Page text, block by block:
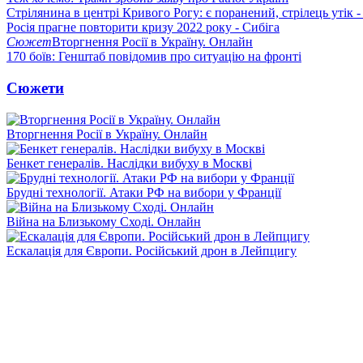
Стрілянина в центрі Кривого Рогу: є поранений, стрілець утік
Росія прагне повторити кризу 2022 року - Сибіга
СюжетВторгнення Росії в Україну. Онлайн
170 боїв: Генштаб повідомив про ситуацію на фронті
Сюжети
Вторгнення Росії в Україну. Онлайн
Бенкет генералів. Наслідки вибуху в Москві
Брудні технології. Атаки РФ на вибори у Франції
Війна на Близькому Сході. Онлайн
Ескалація для Європи. Російський дрон в Лейпцигу